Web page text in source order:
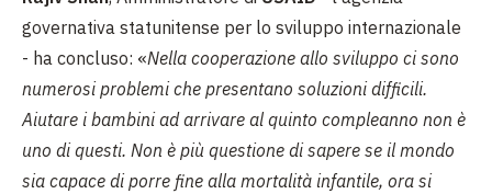
governativa statunitense per lo sviluppo internazionale
- ha concluso: «Nella cooperazione allo sviluppo ci sono
numerosi problemi che presentano soluzioni difficili.
Aiutare i bambini ad arrivare al quinto compleanno non è
uno di questi. Non è più questione di sapere se il mondo
sia capace di porre fine alla mortalità infantile, ora si